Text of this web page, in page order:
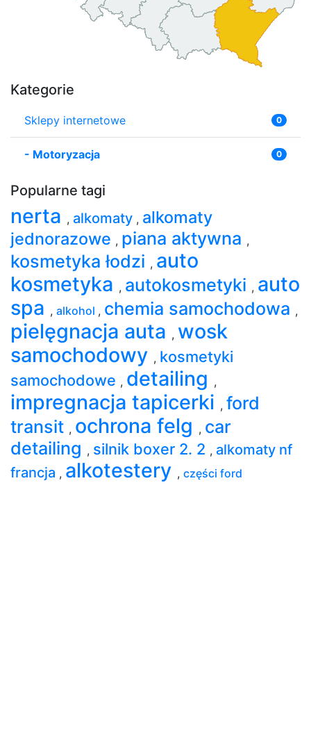
Kategorie
Sklepy internetowe 0
- Motoryzacja 0
Popularne tagi
nerta , alkomaty , alkomaty
jednorazowe , piana aktywna ,
kosmetyka łodzi , auto
kosmetyka , autokosmetyki , auto
spa , alkohol , chemia samochodowa ,
pielęgnacja auta , wosk
samochodowy , kosmetyki
samochodowe , detailing ,
impregnacja tapicerki , ford
transit , ochrona felg , car
detailing , silnik boxer 2. 2 , alkomaty nf
francja , alkotestery , części ford